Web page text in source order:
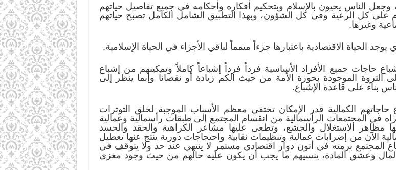
وجعل الناس يحيون بالإسلام وبتحكيم أفكاره وأحكامه في جميع تفاصيل حياتهم
على كل الرعية وفي كل الشؤون، وبهذا التطبيق الشامل الكامل تصبح حياتهم
وغيرها.
الحياة الاقتصادية باعتبارها جزءاً متمماً لباقي الأجزاء في الحياة الإسلامية.
حاجات جميع الأفراد الأساسية فرداً فرداً إشباعاً كاملاً وتمكينهم من إشباع
الثروة الموجودة بحوزة الأمة من حيث الكم زيادة أو نقصاناً وإنما ينظر إلى
بناءً على قاعدة الإشباع.
الكمالية قدر الإمكان تختفي معظم الأسباب الموجبة لخلق التوترات
في المجتمعات الرأسمالية من انقسام المجتمع إلى طبقات رأسمالية وعمالية
مظاهر الاستغلال والجشع، وتطغى عليها مشاعر الكراهية والحقد والحسد
الآن من إضرابات عمالية وتنظيمات نقابية واحتجاجات دورية ينتج عنها تعطيل
المجتمع برمته في أتون دوار اقتصادي مستمر لا ينتهي عند حد ولا يتوقف في
وعشق المادة، ينسيهم ما يجب أن يكون عليه حالهم من حيث وجود مغزى